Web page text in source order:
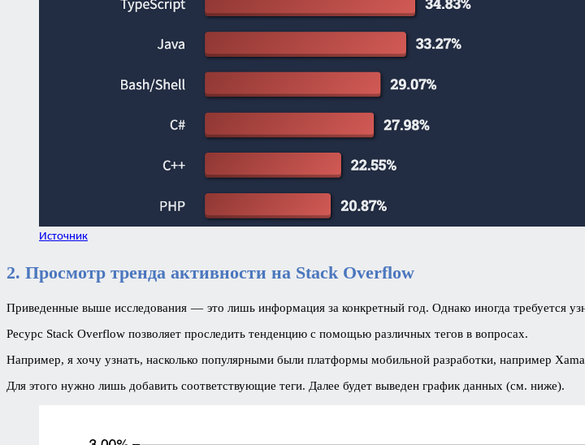
Источник
2. Просмотр тренда активности на Stack Overflow
Приведенные выше исследования — это лишь информация за конкретный год. Однако иногда требуется
Ресурс Stack Overflow позволяет проследить тенденцию с помощью различных тегов в вопросах.
Например, я хочу узнать, насколько популярными были платформы мобильной разработки, например
Для этого нужно лишь добавить соответствующие теги. Далее будет выведен график данных (см. ниже).